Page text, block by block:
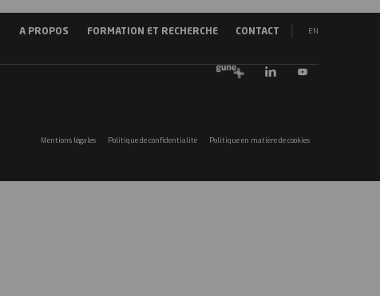
principal
A PROPOS FORMATION ET RECHERCHE CONTACT
EN
Mentions légales Politique de confidentialité Politique en matière de cookies